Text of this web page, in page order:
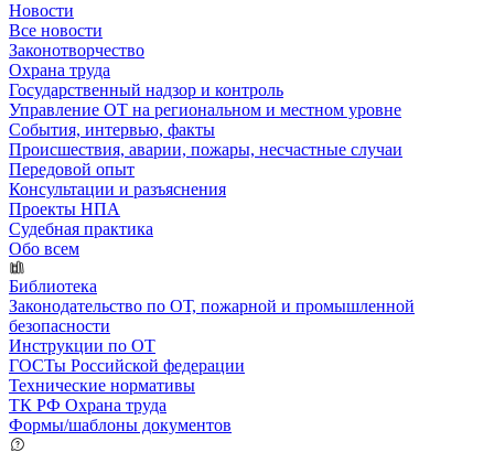
Новости
Все новости
Законотворчество
Охрана труда
Государственный надзор и контроль
Управление ОТ на региональном и местном уровне
События, интервью, факты
Происшествия, аварии, пожары, несчастные случаи
Передовой опыт
Консультации и разъяснения
Проекты НПА
Судебная практика
Обо всем
Библиотека
Законодательство по ОТ, пожарной и промышленной
безопасности
Инструкции по ОТ
ГОСТы Российской федерации
Технические нормативы
ТК РФ Охрана труда
Формы/шаблоны документов